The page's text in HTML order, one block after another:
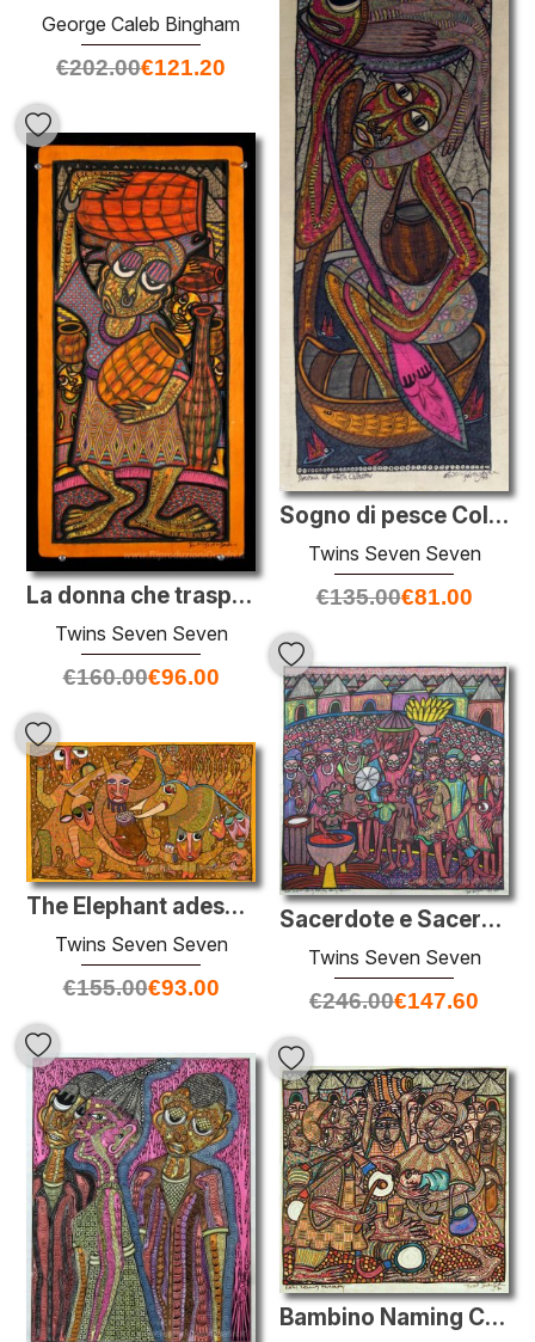
George Caleb Bingham
€202.00€121.20
Sogno di pesce Collector
Twins Seven Seven
€135.00€81.00
La donna che trasporta acqua
Twins Seven Seven
€160.00€96.00
Sacerdote e Sacerdotessa in festa d'animo di Ibeji Cerimonia
Twins Seven Seven
€246.00€147.60
The Elephant adescamento
Twins Seven Seven
€155.00€93.00
Bambino Naming Cerimonia